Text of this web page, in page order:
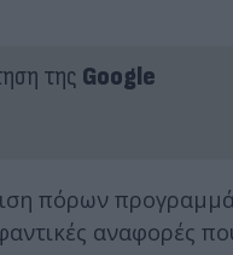
της Google
πόρων
αναφορές